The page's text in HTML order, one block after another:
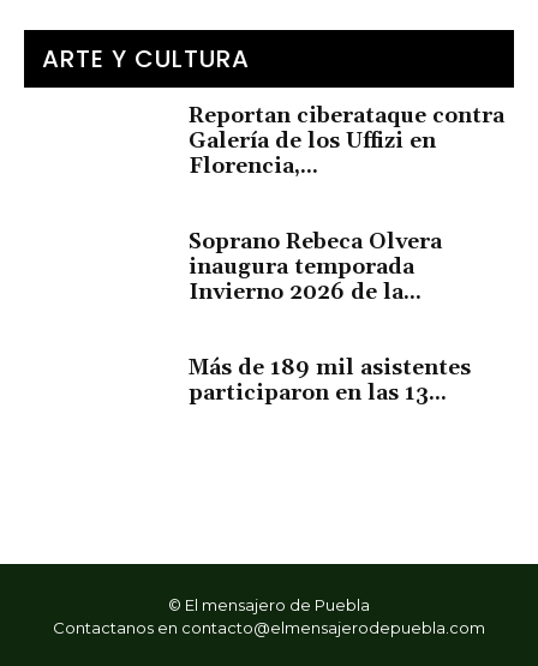
ARTE Y CULTURA
Reportan ciberataque contra
Galería de los Uffizi en
Florencia,...
Soprano Rebeca Olvera
inaugura temporada
Invierno 2026 de la...
Más de 189 mil asistentes
participaron en las 13...
© El mensajero de Puebla
Contactanos en contacto@elmensajerodepuebla.com